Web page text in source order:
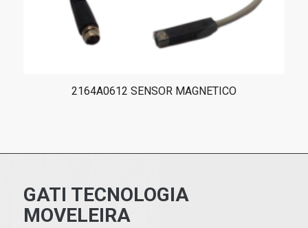
2164A0612 SENSOR MAGNETICO
GATI TECNOLOGIA
MOVELEIRA